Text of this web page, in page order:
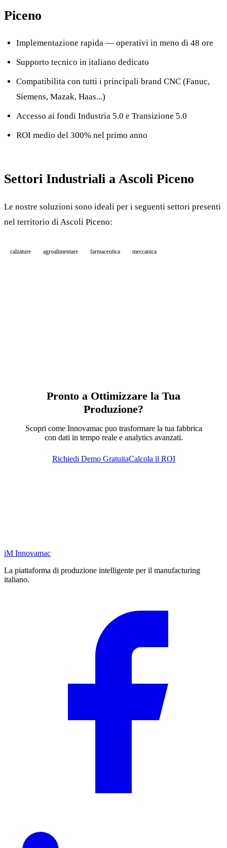
Piceno
Implementazione rapida — operativi in meno di 48 ore
Supporto tecnico in italiano dedicato
Compatibilita con tutti i principali brand CNC (Fanuc,
Siemens, Mazak, Haas...)
Accesso ai fondi Industria 5.0 e Transizione 5.0
ROI medio del 300% nel primo anno
Settori Industriali a Ascoli Piceno
Le nostre soluzioni sono ideali per i seguenti settori presenti
nel territorio di Ascoli Piceno:
calzature agroalimentare farmaceutica meccanica
Pronto a Ottimizzare la Tua
Produzione?
Scopri come Innovamac puo trasformare la tua fabbrica
con dati in tempo reale e analytics avanzati.
Richiedi Demo GratuitaCalcola il ROI
iM Innovamac
La piattaforma di produzione intelligente per il manufacturing
italiano.